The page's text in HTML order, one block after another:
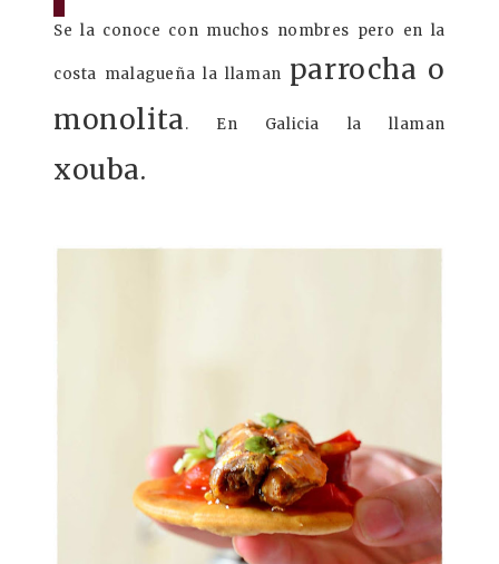
Se la conoce con muchos nombres pero en la
costa malagueña la llaman parrocha o
monolita. En Galicia la llaman
xouba.